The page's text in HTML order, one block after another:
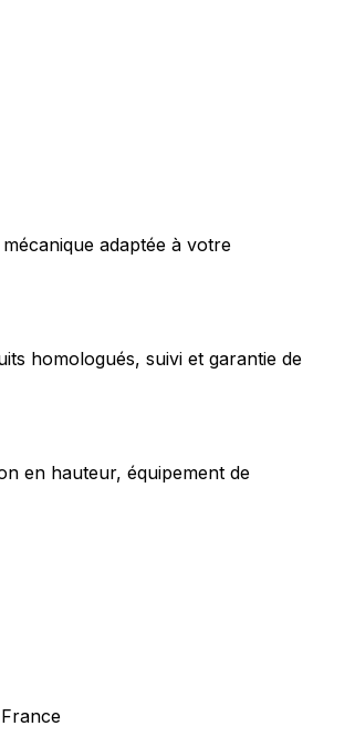
adaptée à votre
homologués, suivi et garantie de
en hauteur, équipement de